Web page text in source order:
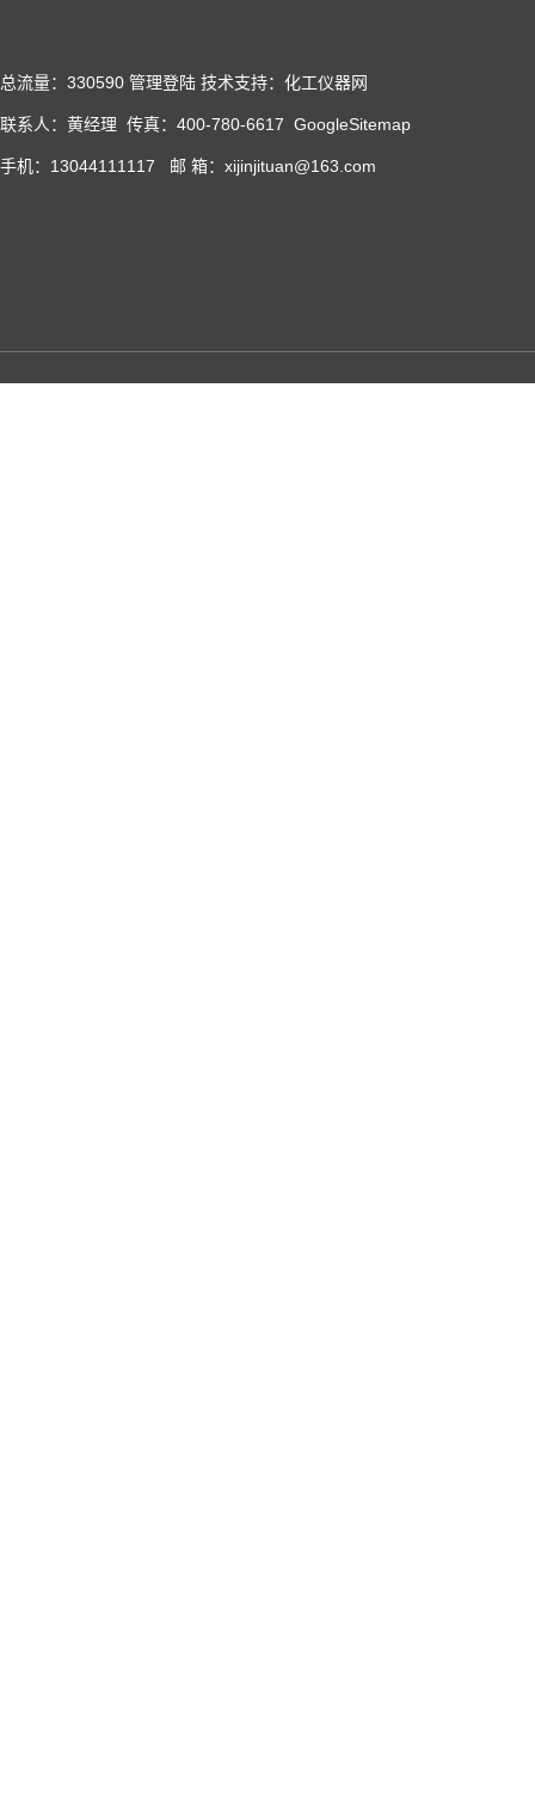
总流量：330590 管理登陆 技术支持：化工仪器网
联系人：黄经理 传真：400-780-6617 GoogleSitemap
手机：13044111117 邮 箱：xijinjituan@163.com